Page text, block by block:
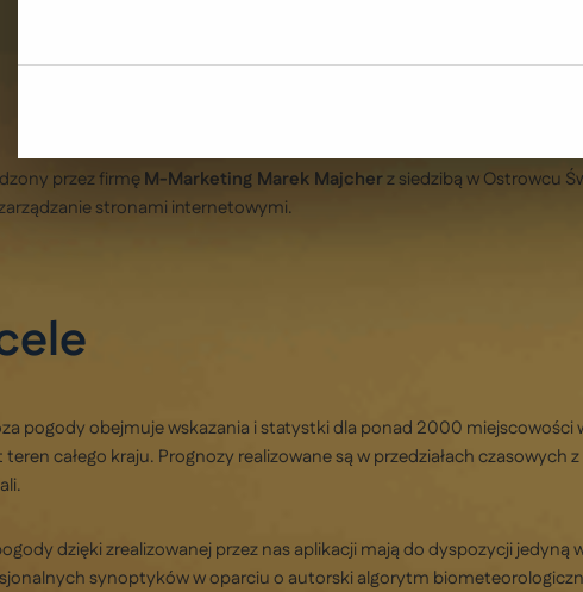
przez firmęM-Marketing Marek Majcherz siedzibą w Ostrowcu
stronami internetowymi.
pogody obejmuje wskazania i statystki dla ponad 2000 miejscowości
całego kraju. Prognozy realizowane są w przedziałach
dzięki zrealizowanej przez nas aplikacji mają do dyspozycji
synoptyków w oparciu o autorski algorytm